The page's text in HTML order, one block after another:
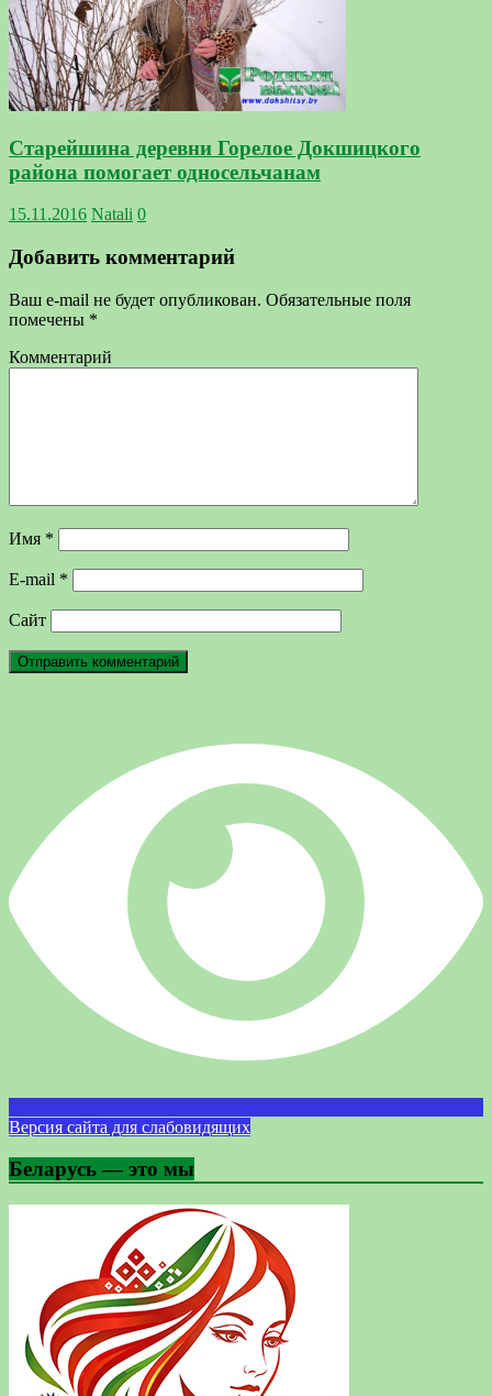
Старейшина деревни Горелое Докшицкого
района помогает односельчанам
15.11.2016 Natali 0
Добавить комментарий
Ваш e-mail не будет опубликован. Обязательные поля
помечены *
Комментарий
Имя *
E-mail *
Сайт
Версия сайта для слабовидящих
Беларусь — это мы